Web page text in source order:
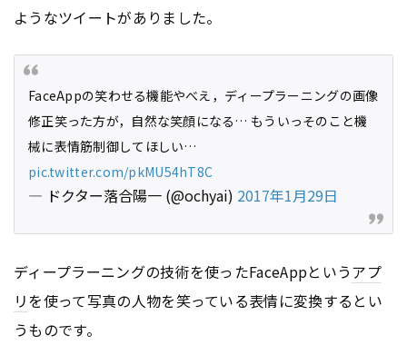
ようなツイートがありました。
FaceAppの笑わせる機能やべえ，ディープラーニングの画像
修正笑った方が，自然な笑顔になる… もういっそのこと機
械に表情筋制御してほしい…
pic.twitter.com/pkMU54hT8C
— ドクター落合陽一 (@ochyai) 2017年1月29日
ディープラーニングの技術を使ったFaceAppというアプ
リを使って写真の人物を笑っている表情に変換するとい
うものです。